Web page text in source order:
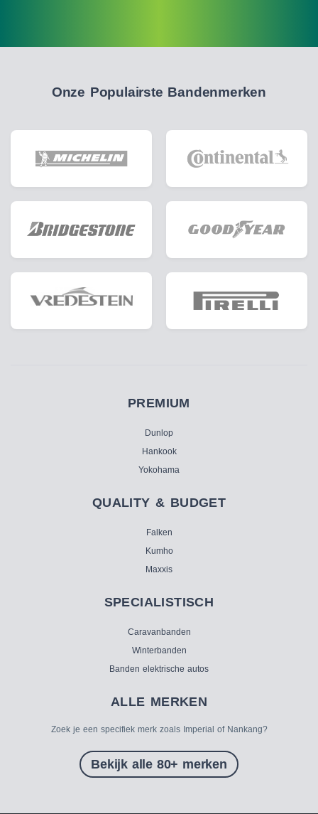
Onze Populairste Bandenmerken
PREMIUM
Dunlop
Hankook
Yokohama
QUALITY & BUDGET
Falken
Kumho
Maxxis
SPECIALISTISCH
Caravanbanden
Winterbanden
Banden elektrische autos
ALLE MERKEN
Zoek je een specifiek merk zoals Imperial of Nankang?
Bekijk alle 80+ merken